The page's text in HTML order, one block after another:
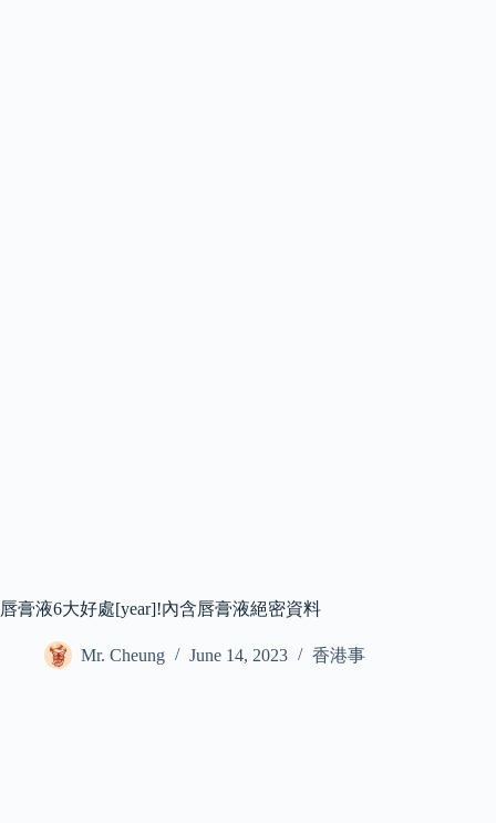
唇膏液6大好處[year]!內含唇膏液絕密資料
Mr. Cheung June 14, 2023 香港事